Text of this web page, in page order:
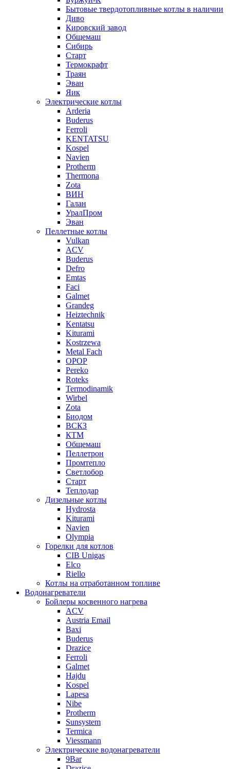
Бытовые твердотопливные котлы в наличии
Диво
Кировский завод
Общемаш
Сибирь
Старт
Термокрафт
Траян
Эван
Яик
Электрические котлы
Arderia
Buderus
Ferroli
KENTATSU
Kospel
Navien
Protherm
Thermona
Zota
ВИН
Галан
УралПром
Эван
Пеллетные котлы
Vulkan
ACV
Buderus
Defro
Emtas
Faci
Galmet
Grandeg
Heiztechnik
Kentatsu
Kiturami
Kostrzewa
Metal Fach
OPOP
Pereko
Roteks
Termodinamik
Wirbel
Zota
Биодом
ВСКЗ
КТМ
Общемаш
Пеллетрон
Промтепло
Светлобор
Старт
Теплодар
Дизельные котлы
Hydrosta
Kiturami
Navien
Olympia
Горелки для котлов
CIB Unigas
Elco
Riello
Котлы на отработанном топливе
Водонагреватели
Бойлеры косвенного нагрева
ACV
Austria Email
Baxi
Buderus
Drazice
Ferroli
Galmet
Hajdu
Kospel
Lapesa
Nibe
Protherm
Sunsystem
Termica
Viessmann
Электрические водонагреватели
9Bar